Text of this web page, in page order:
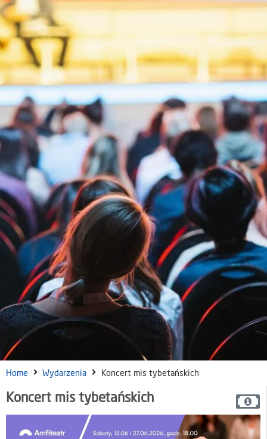
Home Wydarzenia Koncert mis tybetańskich
Koncert mis tybetańskich